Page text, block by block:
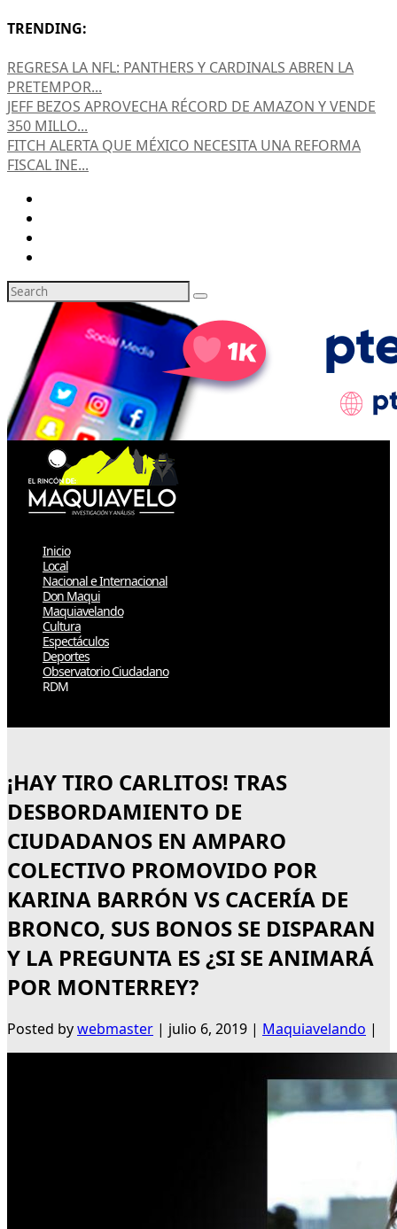
TRENDING:
REGRESA LA NFL: PANTHERS Y CARDINALS ABREN LA
PRETEMPOR...
JEFF BEZOS APROVECHA RÉCORD DE AMAZON Y VENDE
350 MILLO...
FITCH ALERTA QUE MÉXICO NECESITA UNA REFORMA
FISCAL INE...
Inicio
Local
Nacional e Internacional
Don Maqui
Maquiavelando
Cultura
Espectáculos
Deportes
Observatorio Ciudadano
RDM
¡HAY TIRO CARLITOS! TRAS
DESBORDAMIENTO DE
CIUDADANOS EN AMPARO
COLECTIVO PROMOVIDO POR
KARINA BARRÓN VS CACERÍA DE
BRONCO, SUS BONOS SE DISPARAN
Y LA PREGUNTA ES ¿SI SE ANIMARÁ
POR MONTERREY?
Posted bywebmaster | julio 6, 2019 | Maquiavelando |